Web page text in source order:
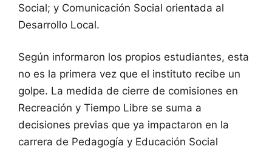
Social; y Comunicación Social orientada al
Desarrollo Local.
Según informaron los propios estudiantes, esta
no es la primera vez que el instituto recibe un
golpe. La medida de cierre de comisiones en
Recreación y Tiempo Libre se suma a
decisiones previas que ya impactaron en la
carrera de Pedagogía y Educación Social